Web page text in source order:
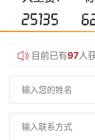
目前已有97人